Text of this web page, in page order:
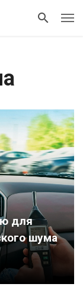
для
шума